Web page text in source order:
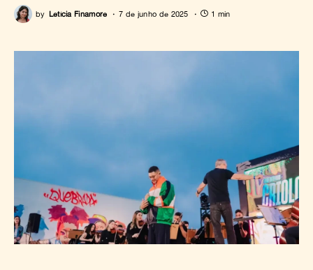
by Letícia Finamore 7 de junho de 2025 1 min